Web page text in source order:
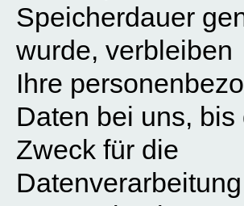
Speicherdauer
wurde, verbleiben
Ihre
Daten bei uns, bis
Zweck für die